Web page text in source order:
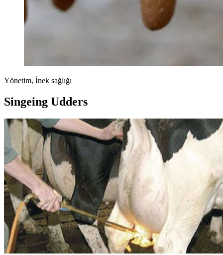
Yönetim, İnek sağlığı
Singeing Udders